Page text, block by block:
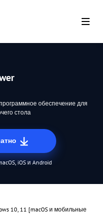
обеспечение для
стола
iOS и Android
10, 11 [macOS и мобильные